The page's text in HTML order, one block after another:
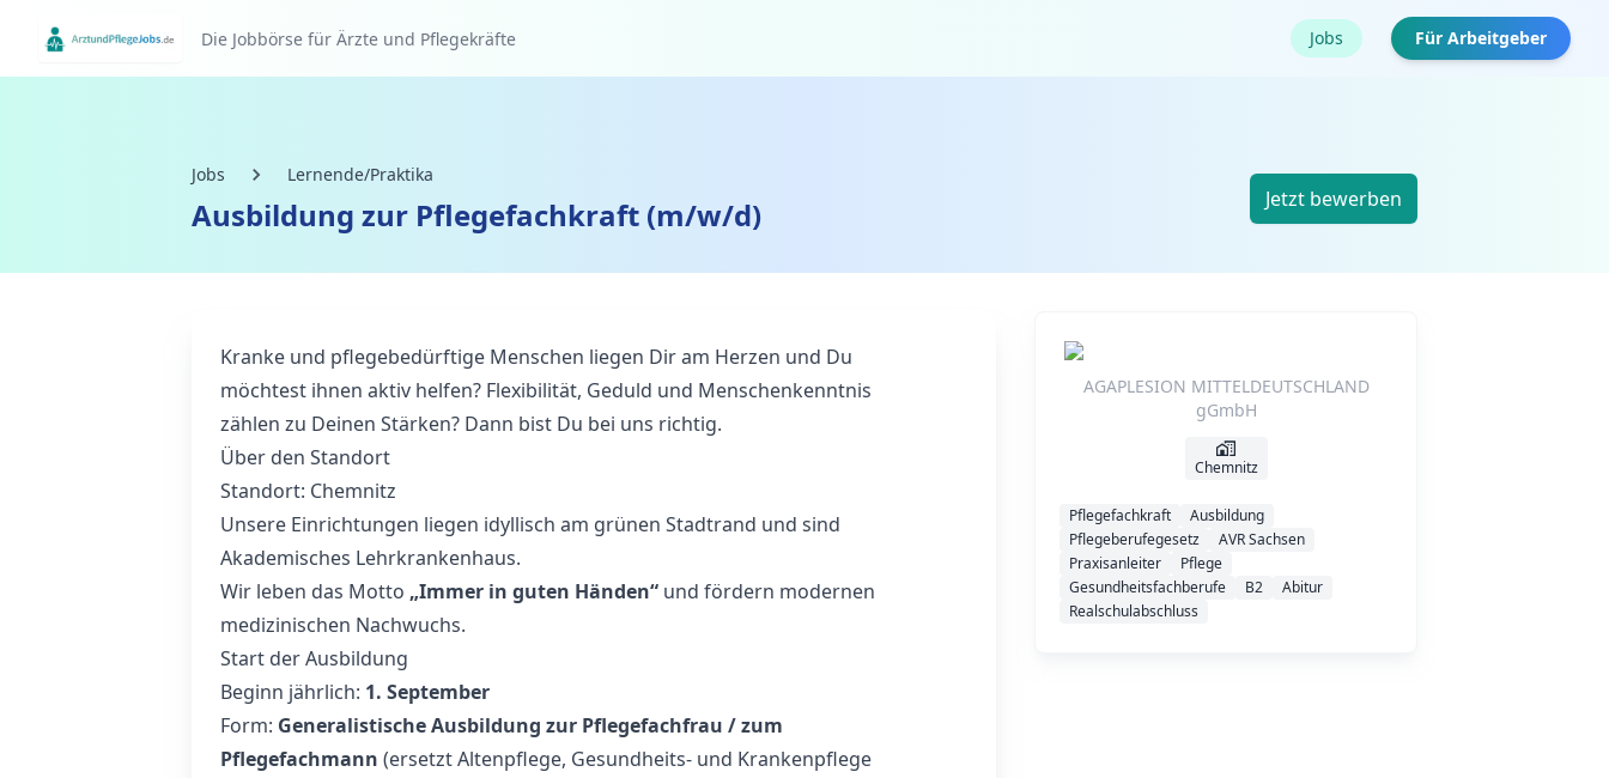
Die Jobbörse für Ärzte und Pflegekräfte Jobs Für Arbeitgeber
Jobs Lernende/Praktika
Ausbildung zur Pflegefachkraft (m/w/d) Jetzt bewerben
Kranke und pflegebedürftige Menschen liegen Dir am Herzen und Du
möchtest ihnen aktiv helfen? Flexibilität, Geduld und Menschenkenntnis
zählen zu Deinen Stärken? Dann bist Du bei uns richtig.
Über den Standort
Standort: Chemnitz
Unsere Einrichtungen liegen idyllisch am grünen Stadtrand und sind
Akademisches Lehrkrankenhaus.
Wir leben das Motto „Immer in guten Händen“ und fördern modernen
medizinischen Nachwuchs.
Start der Ausbildung
Beginn jährlich: 1. September
Form: Generalistische Ausbildung zur Pflegefachfrau / zum
Pflegefachmann (ersetzt Altenpflege, Gesundheits- und Krankenpflege
AGAPLESION MITTELDEUTSCHLAND
gGmbH
Chemnitz
Pflegefachkraft
Ausbildung
Pflegeberufegesetz
AVR Sachsen
Praxisanleiter
Pflege
Gesundheitsfachberufe
B2
Abitur
Realschulabschluss